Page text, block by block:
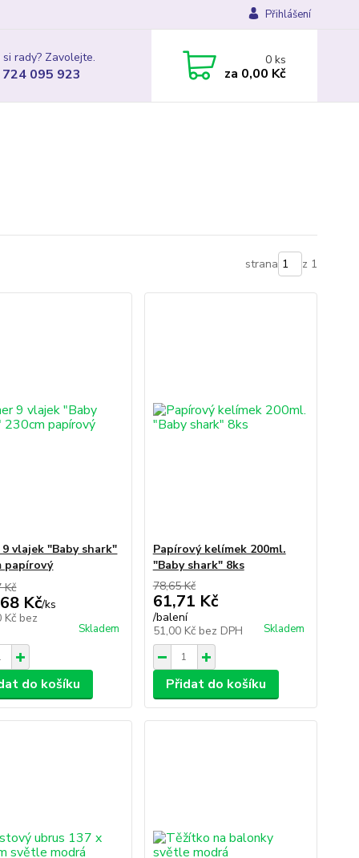
Přihlášení
rady? Zavolejte.
095 923
0ks
za 0,00 Kč
strana z 1
9 vlajek "Baby shark"
papírový
Kč
Kč/ks
Kč bez
Skladem
do košíku
Papírový kelímek 200ml.
"Baby shark" 8ks
78,65 Kč
61,71 Kč
/balení
51,00 Kč bez DPH Skladem
Přidat do košíku